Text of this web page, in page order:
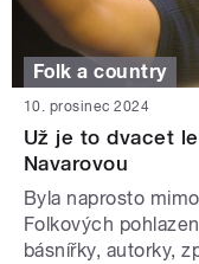
Folk a country
10. prosinec 2024
Už je to dvacet
Navarovou
Byla naprosto
Folkových
básnířky, autorky,